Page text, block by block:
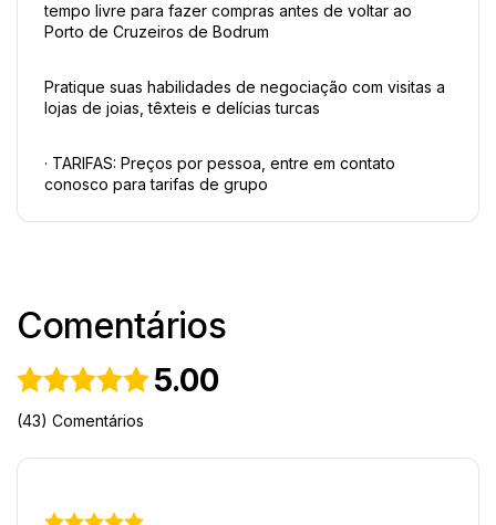
tempo livre para fazer compras antes de voltar ao
Porto de Cruzeiros de Bodrum
Pratique suas habilidades de negociação com visitas a
lojas de joias, têxteis e delícias turcas
· TARIFAS: Preços por pessoa, entre em contato
conosco para tarifas de grupo
Comentários
5.00
(43) Comentários